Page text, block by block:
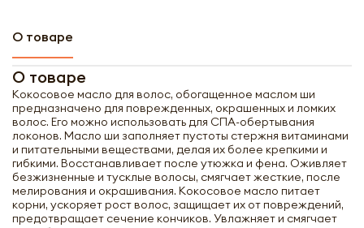
О товаре
О товаре
Кокосовое масло для волос, обогащенное маслом ши
предназначено для поврежденных, окрашенных и ломких
волос. Его можно использовать для СПА-обертывания
локонов. Масло ши заполняет пустоты стержня витаминами
и питательными веществами, делая их более крепкими и
гибкими. Восстанавливает после утюжка и фена. Оживляет
безжизненные и тусклые волосы, смягчает жесткие, после
мелирования и окрашивания. Кокосовое масло питает
корни, ускоряет рост волос, защищает их от повреждений,
предотвращает сечение кончиков. Увлажняет и смягчает